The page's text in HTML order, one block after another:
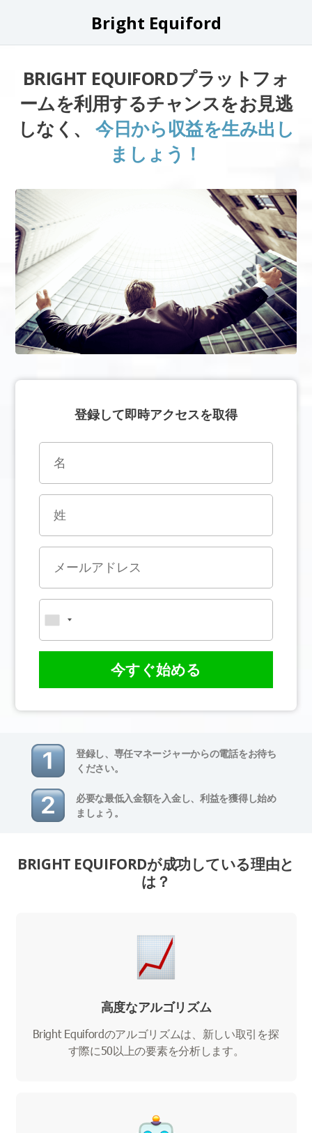
Bright Equiford
BRIGHT EQUIFORDプラットフォ
ームを利用するチャンスをお見逃
しなく、今日から収益を生み出し
ましょう！
登録して即時アクセスを取得
今すぐ始める
登録し、専任マネージャーからの電話をお待ち
ください。
必要な最低入金額を入金し、利益を獲得し始め
ましょう。
BRIGHT EQUIFORDが成功している理由と
は？
高度なアルゴリズム
Bright Equifordのアルゴリズムは、新しい取引を探
す際に50以上の要素を分析します。